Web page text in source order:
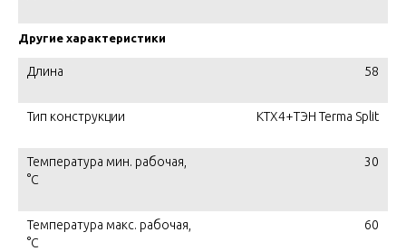
Другие характеристики
Длина 58
Тип конструкции KTX4+ТЭН Terma Split
Температура мин. рабочая,
°C
30
Температура макс. рабочая,
°C
60